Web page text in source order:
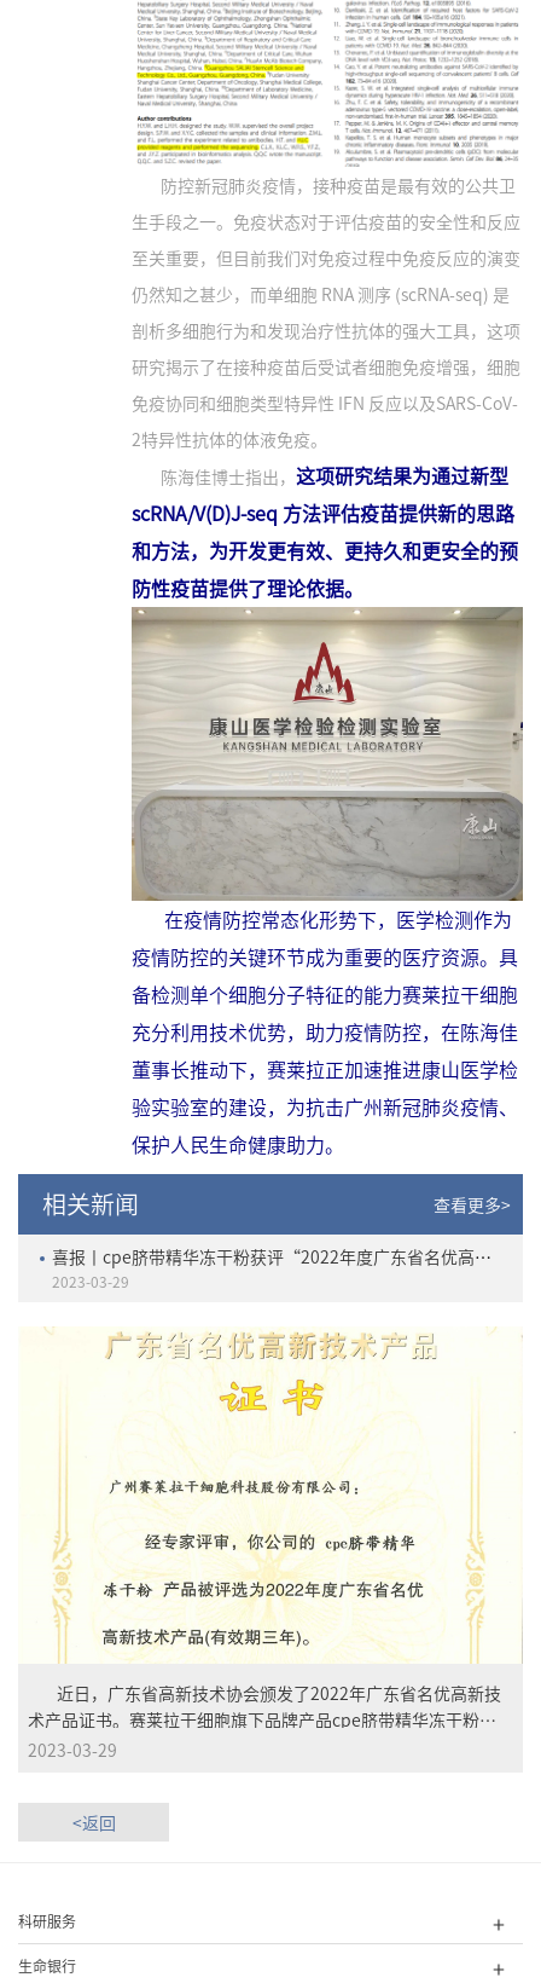
防控新冠肺炎疫情，接种疫苗是最有效的公共卫
生手段之一。免疫状态对于评估疫苗的安全性和反应
至关重要，但目前我们对免疫过程中免疫反应的演变
仍然知之甚少，而单细胞 RNA 测序 (scRNA-seq) 是
剖析多细胞行为和发现治疗性抗体的强大工具，这项
研究揭示了在接种疫苗后受试者细胞免疫增强，细胞
免疫协同和细胞类型特异性 IFN 反应以及SARS-CoV-
2特异性抗体的体液免疫。
陈海佳博士指出， 这项研究结果为通过新型
scRNA/V(D)J-seq 方法评估疫苗提供新的思路
和方法，为开发更有效、更持久和更安全的预
防性疫苗提供了理论依据。
在疫情防控常态化形势下，医学检测作为
疫情防控的关键环节成为重要的医疗资源。具
备检测单个细胞分子特征的能力赛莱拉干细胞
充分利用技术优势，助力疫情防控，在陈海佳
董事长推动下，赛莱拉正加速推进康山医学检
验实验室的建设，为抗击广州新冠肺炎疫情、
保护人民生命健康助力。
相关新闻 查看更多>
喜报丨cpe脐带精华冻干粉获评“2022年度广东省名优高新技术产品”
2023-03-29
近日，广东省高新技术协会颁发了2022年广东省名优高新技
术产品证书。赛莱拉干细胞旗下品牌产品cpe脐带精华冻干粉凭
借突出的创新能力、先进的核心技术、优异的产品品质和广阔的
为提高科技创新策源能力，加快成果转化及产业化，聚力推进高
水平科技自立自强，广东省高新技术企业协会根据《广东省名优
莱拉干细胞坚持科技创新、推动产业转化的充分认可和鼓励。
作为干细胞国家企业技术中心、...
2023-03-29
<返回
科研服务
生命银行